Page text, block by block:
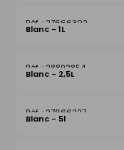
27666302
Blanc - 1L
28892854
Blanc - 2,5L
27666227
Blanc - 5l